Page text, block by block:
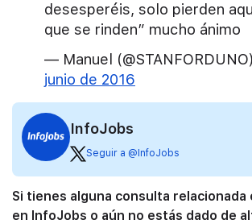
desesperéis, solo pierden
que se rinden” mucho ánimo
— Manuel (@STANFORDUNO)
junio de 2016
InfoJobs
Seguir a @InfoJobs
Si tienes alguna consulta
en InfoJobs o aún no estás dado de